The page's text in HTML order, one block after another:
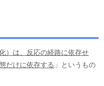
）は、反応の経路に依存せ
だけに依存する 」というもの